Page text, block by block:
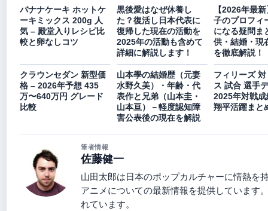
バナナケーキ ホットケ
ーキミックス 200g 人
気 – 殿堂入りレシピ比
較と卵なしコツ
黒後愛はなぜ休養し
た？復活し日本代表に
復帰した現在の活動を
2025年の活動も含めて
詳細に解説します！
【2026年最
子のプロフィ
になる疑問ま
供・結婚・現
を徹底解説！
クラウンセダン 新型価
格 – 2026年予想 435
万〜640万円 グレード
比較
山本學の結婚歴（元妻
水野久美）・年齢・代
表作と兄弟（山本圭・
山本亘）－軽度認知障
害公表後の現在を解説
フィリーズ
ス 試合 選手
2025年対戦
翔平活躍まと
筆者情報
佐藤健一
山田太郎は日本のポップカルチャーに情熱を
アニメについての最新情報を提供しています
れています。